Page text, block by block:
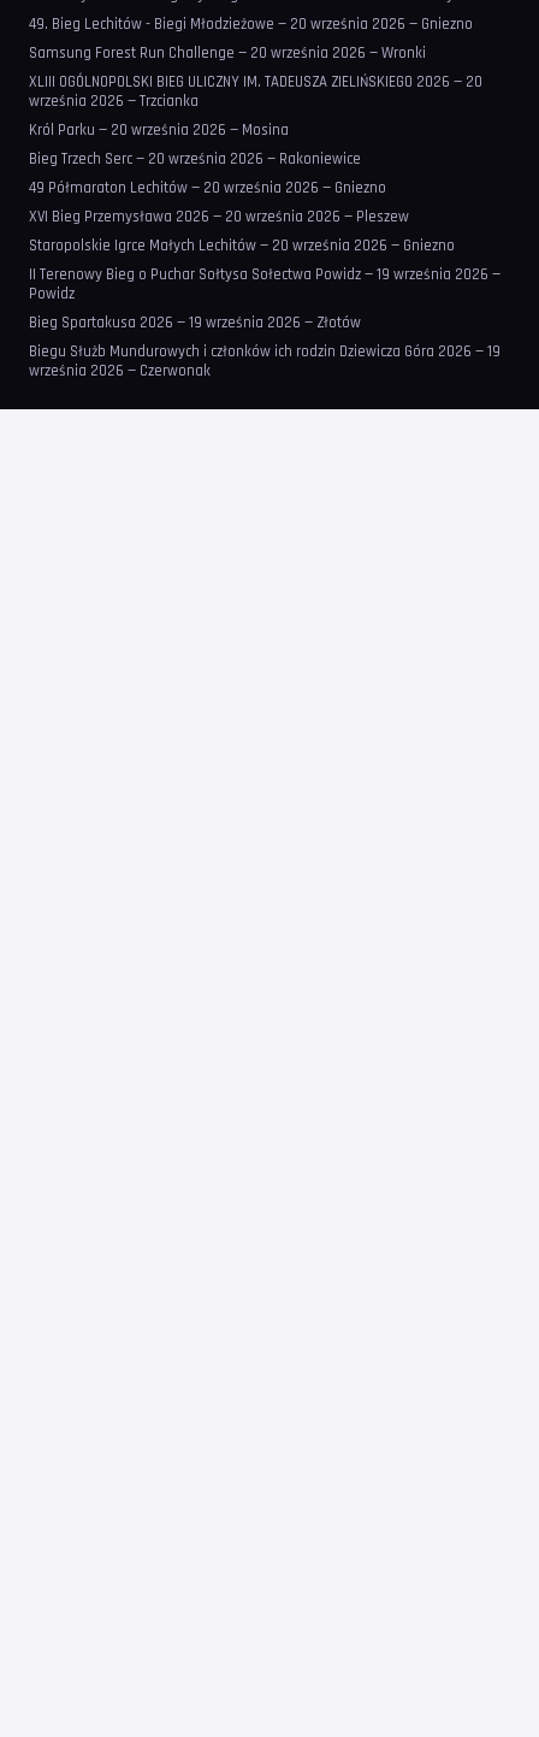
49. Bieg Lechitów - Biegi Młodzieżowe — 20 września 2026 — Gniezno
Samsung Forest Run Challenge — 20 września 2026 — Wronki
XLIII OGÓLNOPOLSKI BIEG ULICZNY IM. TADEUSZA ZIELIŃSKIEGO 2026 — 20
września 2026 — Trzcianka
Król Parku — 20 września 2026 — Mosina
Bieg Trzech Serc — 20 września 2026 — Rakoniewice
49 Półmaraton Lechitów — 20 września 2026 — Gniezno
XVI Bieg Przemysława 2026 — 20 września 2026 — Pleszew
Staropolskie Igrce Małych Lechitów — 20 września 2026 — Gniezno
II Terenowy Bieg o Puchar Sołtysa Sołectwa Powidz — 19 września 2026 —
Powidz
Bieg Spartakusa 2026 — 19 września 2026 — Złotów
Biegu Służb Mundurowych i członków ich rodzin Dziewicza Góra 2026 — 19
września 2026 — Czerwonak